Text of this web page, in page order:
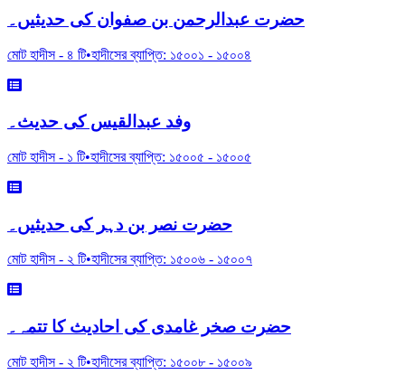
حضرت عبدالرحمن بن صفوان کی حدیثیں۔
মোট হাদীস - ৪ টি•হাদীসের ব্যাপ্তি: ১৫০০১ - ১৫০০৪
وفد عبدالقیس کی حدیث۔
মোট হাদীস - ১ টি•হাদীসের ব্যাপ্তি: ১৫০০৫ - ১৫০০৫
حضرت نصر بن دہر کی حدیثیں۔
মোট হাদীস - ২ টি•হাদীসের ব্যাপ্তি: ১৫০০৬ - ১৫০০৭
حضرت صخر غامدی کی احادیث کا تتمہ۔
মোট হাদীস - ২ টি•হাদীসের ব্যাপ্তি: ১৫০০৮- ১৫০০৯